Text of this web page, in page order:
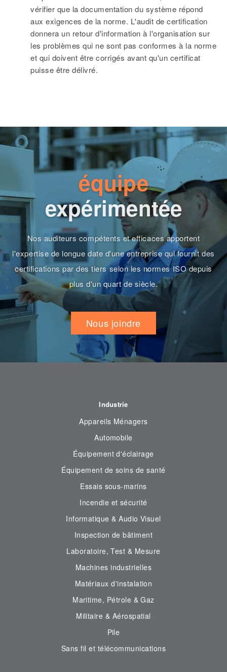
vérifier que la documentation du système répond
aux exigences de la norme. L'audit de certification
donnera un retour d'information à l'organisation sur
les problèmes qui ne sont pas conformes à la norme
et qui doivent être corrigés avant qu'un certificat
puisse être délivré.
équipe
expérimentée
Nos auditeurs compétents et efficaces apportent
l'expertise de longue date d'une entreprise qui fournit des
certifications par des tiers selon les normes ISO depuis
plus d'un quart de siècle.
Nous joindre
Industrie
Appareils Ménagers
Automobile
Équipement d'éclairage
Équipement de soins de santé
Essais sous-marins
Incendie et sécurité
Informatique & Audio Visuel
Inspection de bâtiment
Laboratoire, Test & Mesure
Machines industrielles
Matériaux d'instalation
Maritime, Pétrole & Gaz
Militaire & Aérospatial
Pile
Sans fil et télécommunications